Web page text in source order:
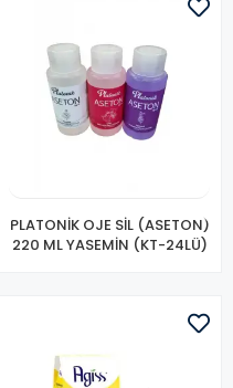
PLATONİK OJE SİL (ASETON)
220 ML YASEMİN (KT-24LÜ)